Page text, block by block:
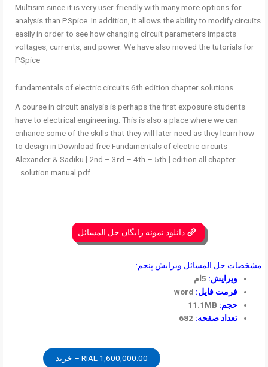
Multisim since it is very user-friendly with many more options for
analysis than PSpice. In addition, it allows the ability to modify circuits
easily in order to see how changing circuit parameters impacts
voltages, currents, and power. We have also moved the tutorials for
PSpice
fundamentals of electric circuits 6th edition chapter solutions
A course in circuit analysis is perhaps the ﬁrst exposure students
have to electrical engineering. This is also a place where we can
enhance some of the skills that they will later need as they learn how
to design in Download free Fundamentals of electric circuits
Alexander & Sadiku [ 2nd – 3rd – 4th – 5th ] edition all chapter
solution manual pdf .
دانلود نمونه رایگان حل المسائل
مشخصات حل المسائل ویرایش پنجم:
ویرایش: 5ام
فرمت فایل:
حجم:
تعداد صفحه: 682
1,600,000.00 RIAL – خرید